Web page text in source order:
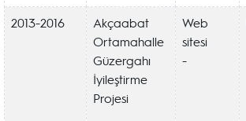
2013-2016
Akçaabat
Ortamahalle
Güzergahı
İyileştirme
Projesi
Web
sitesi
-